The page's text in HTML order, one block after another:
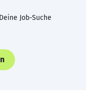
Job-Suche